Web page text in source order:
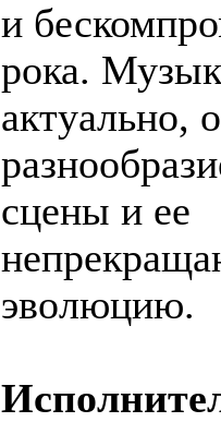
и
рока.
актуально,
сцены и ее
эволюцию.